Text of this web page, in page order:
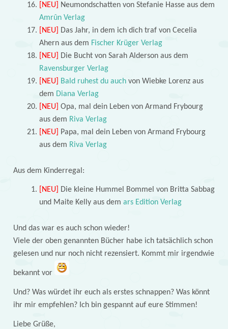
[NEU]
Neumondschatten von Stefanie Hasse aus dem
Amrûn Verlag
[NEU]
Das Jahr, in dem ich dich traf von Cecelia
Ahern aus dem Fischer Krüger Verlag
[NEU]
Die Bucht von Sarah Alderson aus dem
Ravensburger Verlag
[NEU]
Bald ruhest du auchvon Wiebke Lorenz aus
dem Diana Verlag
[NEU] Opa, mal dein Leben von Armand Frybourg
aus dem Riva Verlag
[NEU]
Papa, mal dein Leben von Armand Frybourg
aus dem Riva Verlag
Aus dem Kinderregal:
[NEU] Die kleine Hummel Bommel von Britta Sabbag
und Maite Kelly aus dem ars Edition Verlag
Und das war es auch schon wieder!
Viele der oben genannten Bücher habe ich tatsächlich schon
gelesen und nur noch nicht rezensiert. Kommt mir irgendwie
bekannt vor
Und? Was würdet ihr euch als erstes schnappen? Was könnt
ihr mir empfehlen? Ich bin gespannt auf eure Stimmen!
Liebe Grüße,